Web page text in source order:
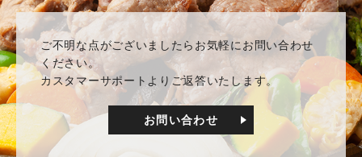
ご不明な点がございましたらお気軽にお問い合わせ
ください。
カスタマーサポートよりご返答いたします。
お問い合わせ